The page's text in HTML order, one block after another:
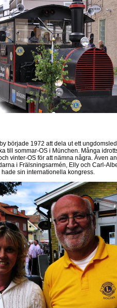
började 1972 att dela ut ett
till sommar-OS i München. Många
vinter-OS för att nämna några. Även
i Frälsningsarmén, Elly och Carl-
hade sin internationella kongress.